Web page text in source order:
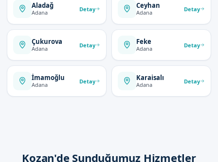
Aladağ
Adana Detay Ceyhan
Adana Detay
Çukurova
Adana Detay Feke
Adana Detay
İmamoğlu
Adana Detay Karaisalı
Adana Detay
Kozan'de Sunduğumuz Hizmetler